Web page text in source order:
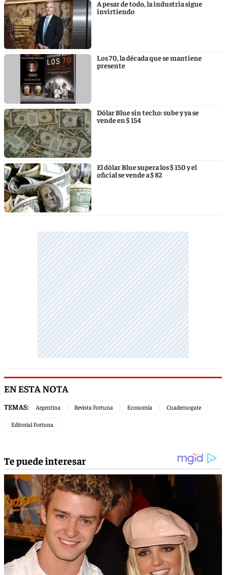
A pesar de todo, la industria sigue
invirtiendo
Los 70, la década que se mantiene
presente
Dólar Blue sin techo: sube y ya se
vende en $ 154
El dólar Blue supera los $ 150 y el
oficial se vende a $ 82
EN ESTA NOTA
TEMAS: Argentina Revista Fortuna Economía Cuadernogate
Editorial Fortuna